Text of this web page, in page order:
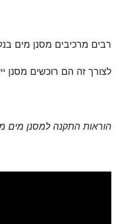
רבים מרכיבים מסנן מים
לצורך זה הם רוכשים מסנן
הוראות התקנה למסנן מים